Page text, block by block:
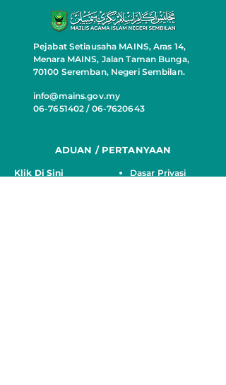
Pejabat Setiausaha MAINS, Aras 14,
Menara MAINS, Jalan Taman Bunga,
70100 Seremban, Negeri Sembilan.
info@mains.gov.my
06-7651402 / 06-7620643
ADUAN / PERTANYAAN
Klik Di Sini
Dasar Privasi